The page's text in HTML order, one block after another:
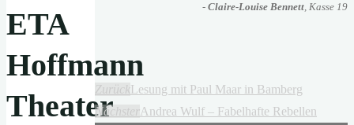
ETA
Hoffmann
Theater
- Claire-Louise Bennett, Kasse 19
ZurückLesung mit Paul Maar in Bamberg
NächsterAndrea Wulf – Fabelhafte Rebellen